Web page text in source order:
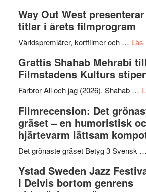
II
Internationella
storheter
samarbeten
I
–
Way Out West
titlar i årets filmprogram
Världspremiärer, kortfilmer och … Läs
Grattis Shahab Mehrabi
Filmstadens Kulturs
Farbror Ali och jag (2026). Shahab …
Filmrecension: Det
gräset – en humoristisk
hjärtevarm lättsam
Det grönaste gräset Betyg 3 Svensk …
Ystad Sweden Jazz
I Delvis bortom genrens